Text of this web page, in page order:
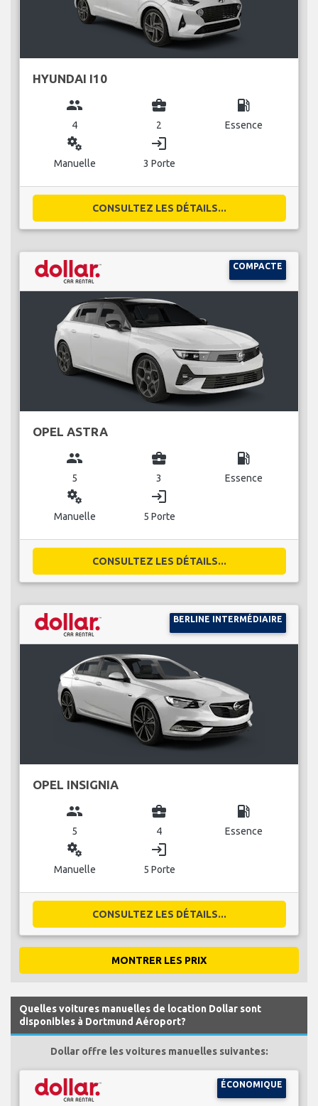
HYUNDAI I10
group
4
business_center
2
local_gas_station
Essence
miscellaneous_services
Manuelle
login
3 Porte
CONSULTEZ LES DÉTAILS...
COMPACTE
OPEL ASTRA
group
5
business_center
3
local_gas_station
Essence
miscellaneous_services
Manuelle
login
5 Porte
CONSULTEZ LES DÉTAILS...
BERLINE INTERMÉDIAIRE
OPEL INSIGNIA
group
5
business_center
4
local_gas_station
Essence
miscellaneous_services
Manuelle
login
5 Porte
CONSULTEZ LES DÉTAILS...
MONTRER LES PRIX
Quelles voitures manuelles de location Dollar sont
disponibles à Dortmund Aéroport?
Dollar offre les voitures manuelles suivantes:
ÉCONOMIQUE